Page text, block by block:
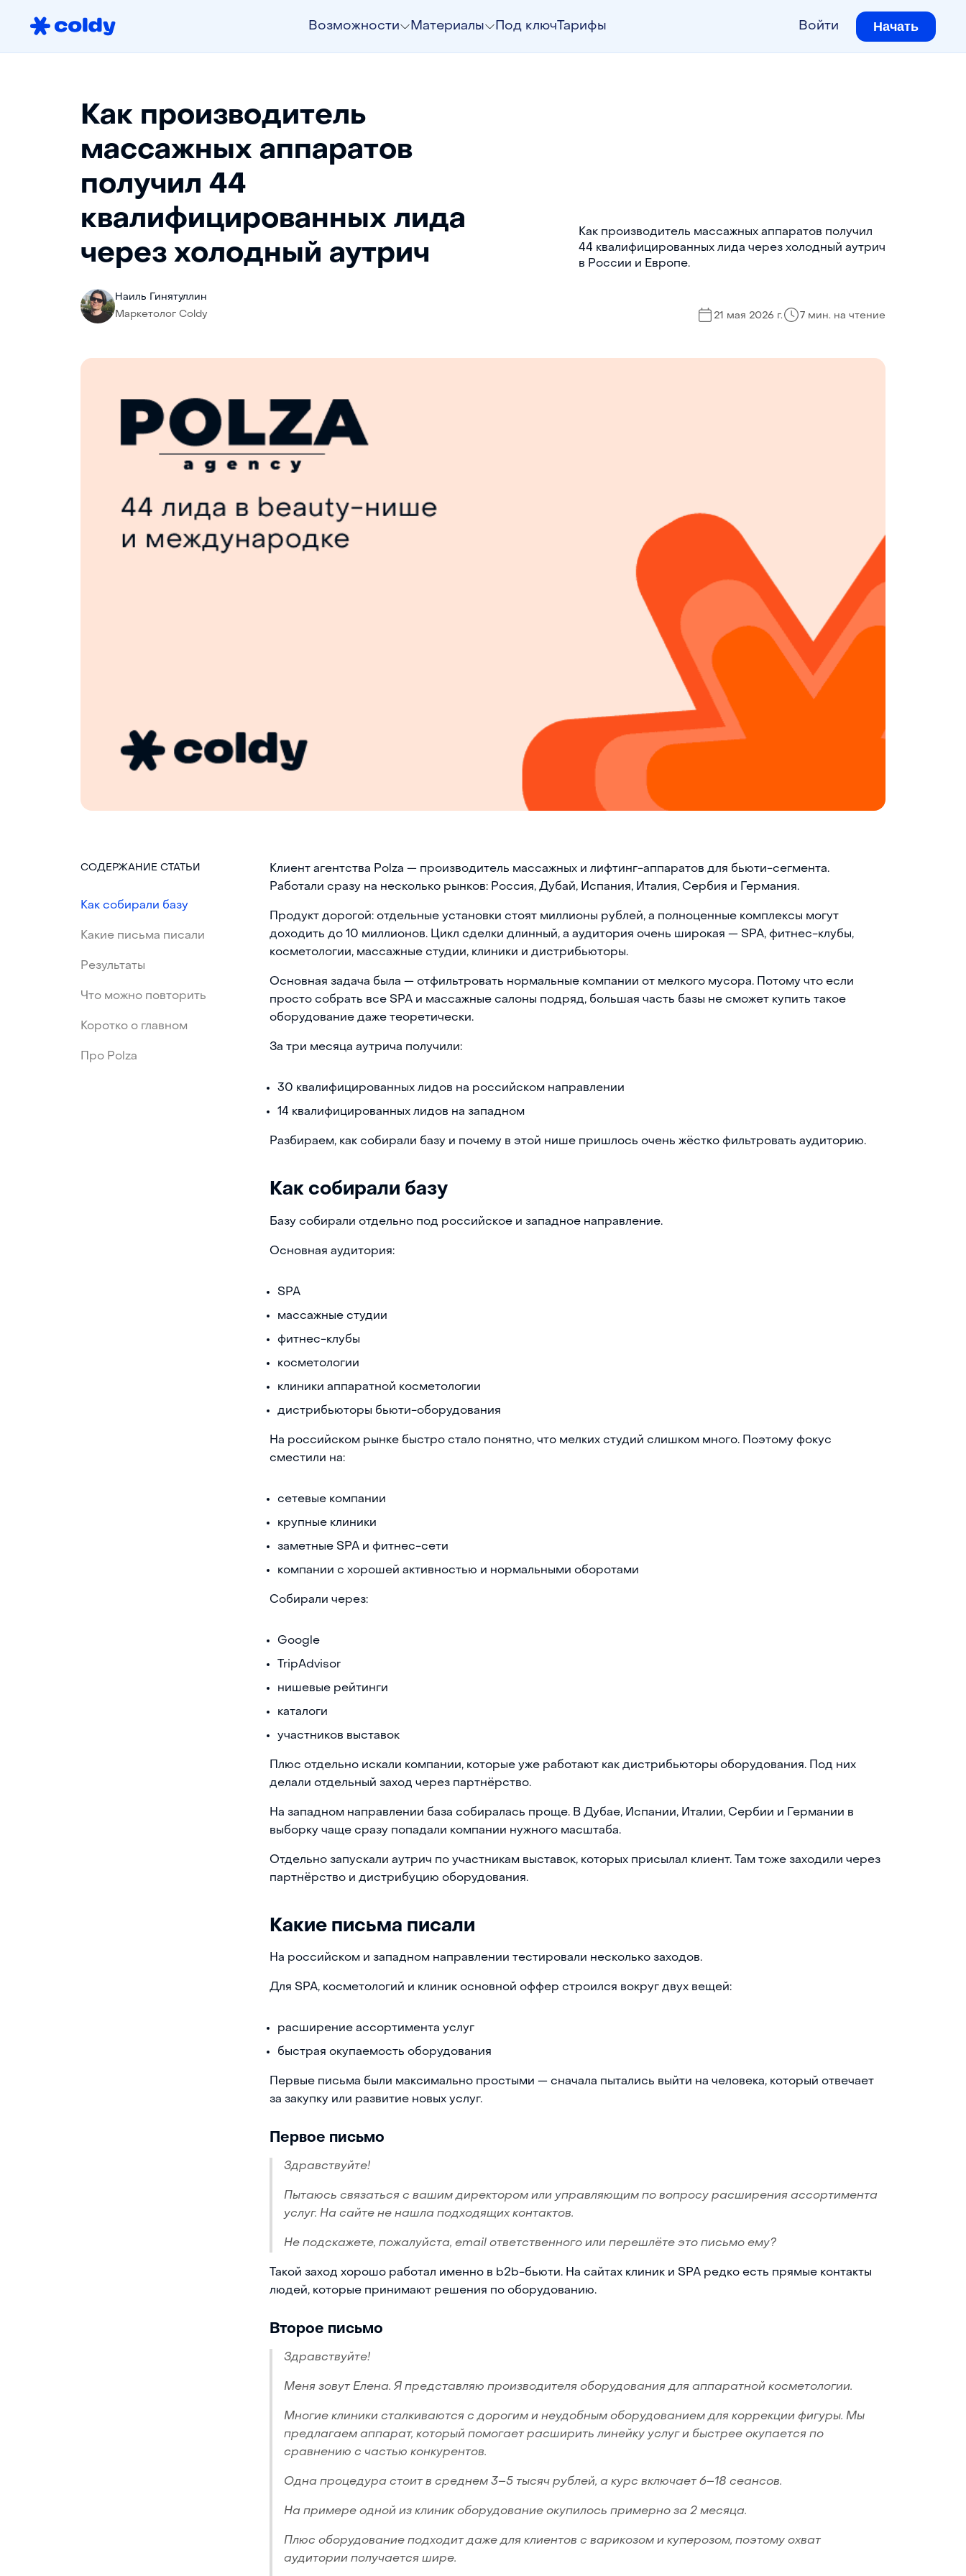
Возможности Материалы Под ключ Тарифы Войти Начать
Как производитель
массажных аппаратов
получил 44
квалифицированных лида
через холодный аутрич
Как производитель массажных аппаратов получил
44 квалифицированных лида через холодный аутрич
в России и Европе.
Наиль Гинятуллин
Маркетолог Coldy
21 мая 2026 г. 7 мин. на чтение
СОДЕРЖАНИЕ СТАТЬИ
Как собирали базу
Какие письма писали
Результаты
Что можно повторить
Коротко о главном
Про Polza
Клиент агентства Polza — производитель массажных и лифтинг-аппаратов для бьюти-сегмента.
Работали сразу на несколько рынков: Россия, Дубай, Испания, Италия, Сербия и Германия.
Продукт дорогой: отдельные установки стоят миллионы рублей, а полноценные комплексы могут
доходить до 10 миллионов. Цикл сделки длинный, а аудитория очень широкая — SPA, фитнес-клубы,
косметологии, массажные студии, клиники и дистрибьюторы.
Основная задача была — отфильтровать нормальные компании от мелкого мусора. Потому что если
просто собрать все SPA и массажные салоны подряд, большая часть базы не сможет купить такое
оборудование даже теоретически.
За три месяца аутрича получили:
30 квалифицированных лидов на российском направлении
14 квалифицированных лидов на западном
Разбираем, как собирали базу и почему в этой нише пришлось очень жёстко фильтровать аудиторию.
Как собирали базу
Базу собирали отдельно под российское и западное направление.
Основная аудитория:
SPA
массажные студии
фитнес-клубы
косметологии
клиники аппаратной косметологии
дистрибьюторы бьюти-оборудования
На российском рынке быстро стало понятно, что мелких студий слишком много. Поэтому фокус
сместили на:
сетевые компании
крупные клиники
заметные SPA и фитнес-сети
компании с хорошей активностью и нормальными оборотами
Собирали через:
Google
TripAdvisor
нишевые рейтинги
каталоги
участников выставок
Плюс отдельно искали компании, которые уже работают как дистрибьюторы оборудования. Под них
делали отдельный заход через партнёрство.
На западном направлении база собиралась проще. В Дубае, Испании, Италии, Сербии и Германии в
выборку чаще сразу попадали компании нужного масштаба.
Отдельно запускали аутрич по участникам выставок, которых присылал клиент. Там тоже заходили через
партнёрство и дистрибуцию оборудования.
Какие письма писали
На российском и западном направлении тестировали несколько заходов.
Для SPA, косметологий и клиник основной оффер строился вокруг двух вещей:
расширение ассортимента услуг
быстрая окупаемость оборудования
Первые письма были максимально простыми — сначала пытались выйти на человека, который отвечает
за закупку или развитие новых услуг.
Первое письмо
Здравствуйте!
Пытаюсь связаться с вашим директором или управляющим по вопросу расширения ассортимента
услуг. На сайте не нашла подходящих контактов.
Не подскажете, пожалуйста, email ответственного или перешлёте это письмо ему?
Такой заход хорошо работал именно в b2b-бьюти. На сайтах клиник и SPA редко есть прямые контакты
людей, которые принимают решения по оборудованию.
Второе письмо
Здравствуйте!
Меня зовут Елена. Я представляю производителя оборудования для аппаратной косметологии.
Многие клиники сталкиваются с дорогим и неудобным оборудованием для коррекции фигуры. Мы
предлагаем аппарат, который помогает расширить линейку услуг и быстрее окупается по
сравнению с частью конкурентов.
Одна процедура стоит в среднем 3–5 тысяч рублей, а курс включает 6–18 сеансов.
На примере одной из клиник оборудование окупилось примерно за 2 месяца.
Плюс оборудование подходит даже для клиентов с варикозом и куперозом, поэтому охват
аудитории получается шире.